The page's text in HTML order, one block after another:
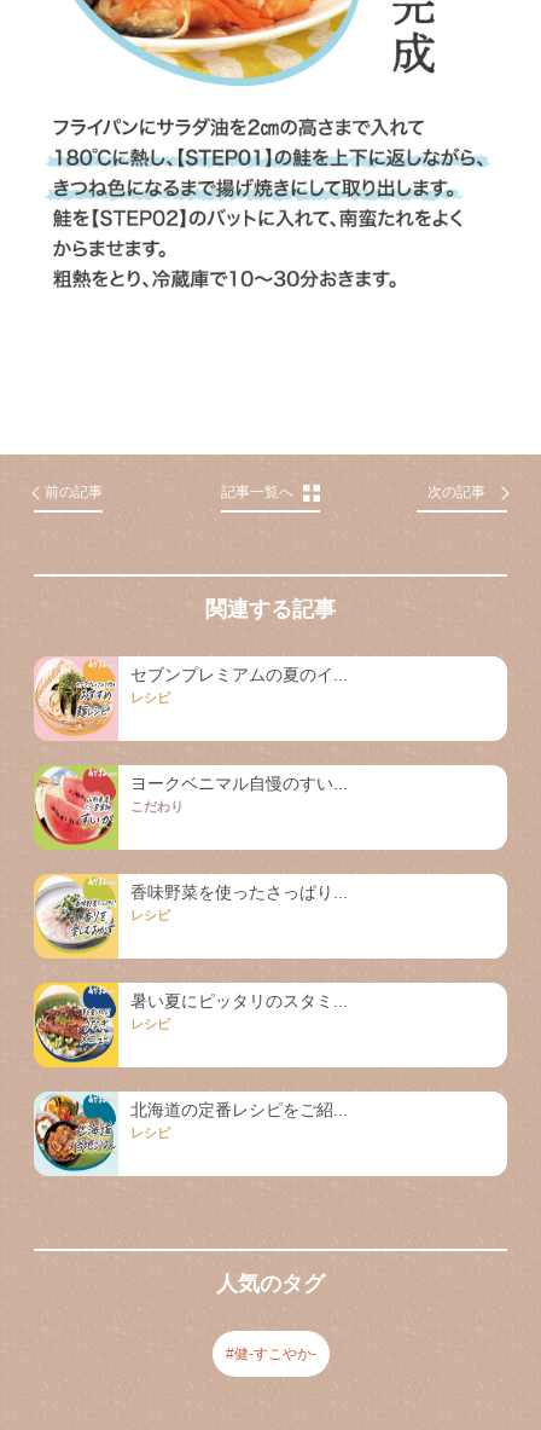
前の記事 記事一覧へ 次の記事
関連する記事
セブンプレミアムの夏のイ...
レシピ
ヨークベニマル自慢のすい...
こだわり
香味野菜を使ったさっぱり...
レシピ
暑い夏にピッタリのスタミ...
レシピ
北海道の定番レシピをご紹...
レシピ
人気のタグ
健-すこやか-